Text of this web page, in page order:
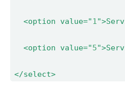
<option value="1
<option value="5